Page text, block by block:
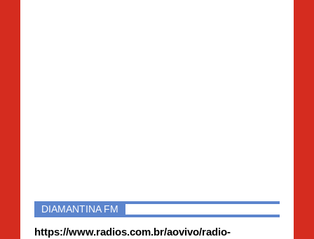
DIAMANTINA FM
https://www.radios.com.br/aovivo/radio-